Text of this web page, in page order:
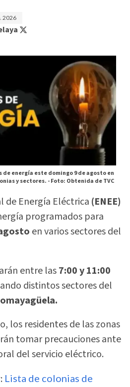
2026
de energía este domingo 9 de agosto en
y sectores. -Foto: Obtenida de TVC
de Energía Eléctrica (ENEE)
programados para
en varios sectores del
entre las7:00 y 11:00
distintos sectores del
los residentes de las zonas
tomar precauciones ante
del servicio eléctrico.
Lista de colonias de